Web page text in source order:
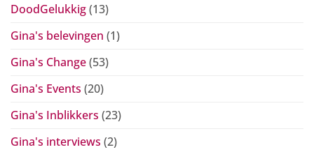
DoodGelukkig(13)
Gina's belevingen (1)
Gina's Change(53)
Gina's Events (20)
Gina's Inblikkers (23)
Gina's interviews (2)